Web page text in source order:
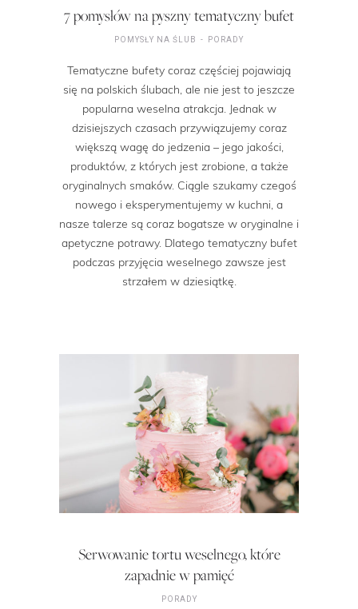
7 pomysłów na pyszny tematyczny bufet
POMYSŁY NA ŚLUB PORADY
Tematyczne bufety coraz częściej pojawiają
się na polskich ślubach, ale nie jest to jeszcze
popularna weselna atrakcja. Jednak w
dzisiejszych czasach przywiązujemy coraz
większą wagę do jedzenia – jego jakości,
produktów, z których jest zrobione, a także
oryginalnych smaków. Ciągle szukamy czegoś
nowego i eksperymentujemy w kuchni, a
nasze talerze są coraz bogatsze w oryginalne i
apetyczne potrawy. Dlatego tematyczny bufet
podczas przyjęcia weselnego zawsze jest
strzałem w dziesiątkę.
Serwowanie tortu weselnego, które
zapadnie w pamięć
PORADY